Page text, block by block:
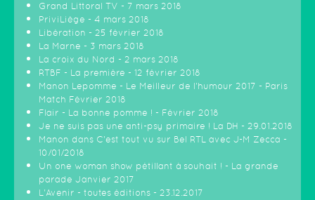
Grand Littoral TV - 7 mars 2018
PriviLiège - 4 mars 2018
Libération - 25 février 2018
La Marne - 3 mars 2018
La croix du Nord - 2 mars 2018
RTBF - La première - 12 février 2018
Manon Lepomme - Le Meilleur de l'humour 2017 - Paris
Match Février 2018
Flair - La bonne pomme ! - Février 2018
Je ne suis pas une anti-psy primaire ! La DH - 29.01.2018
Manon dans C'est tout vu sur Bel RTL avec J-M Zecca -
10/01/2018
Un one woman show pétillant à souhait ! - La grande
parade Janvier 2017
L'Avenir - toutes éditions - 23.12.2017